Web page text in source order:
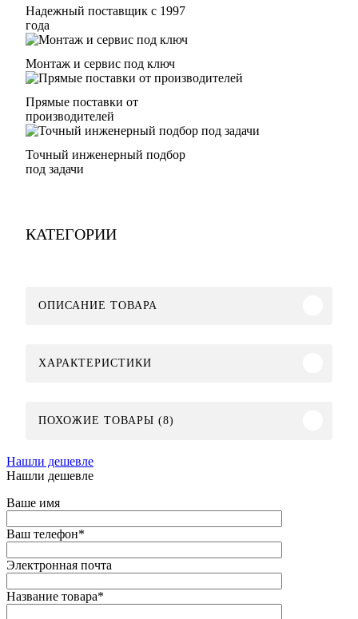
Надежный поставщик с 1997
года
Монтаж и сервис под ключ
Прямые поставки от
производителей
Точный инженерный подбор
под задачи
КАТЕГОРИИ
ОПИСАНИЕ ТОВАРА
ХАРАКТЕРИСТИКИ
ПОХОЖИЕ ТОВАРЫ (8)
Нашли дешевле
Нашли дешевле
Ваше имя
Ваш телефон*
Электронная почта
Название товара*